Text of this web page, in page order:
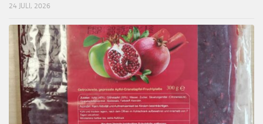
24 JULI, 2026